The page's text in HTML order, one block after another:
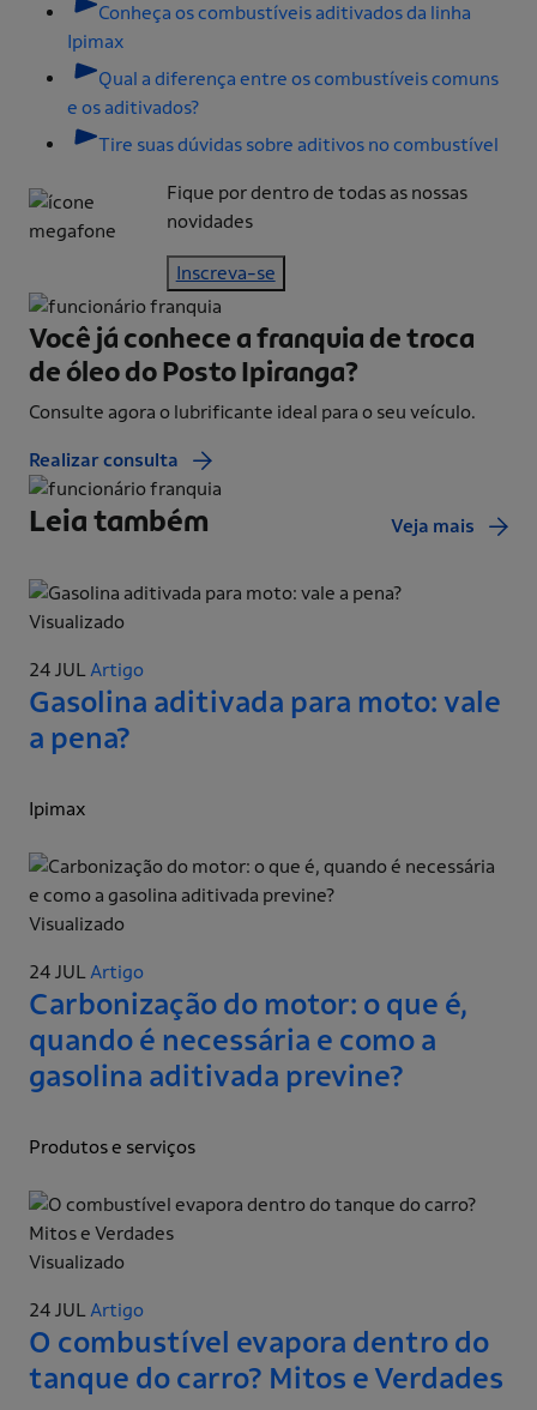
Conheça os combustíveis aditivados da linha
Ipimax
Qual a diferença entre os combustíveis comuns
e os aditivados?
Tire suas dúvidas sobre aditivos no combustível
Fique por dentro de todas as nossas
novidades
Inscreva-se
Você já conhece a franquia detroca
de óleo do Posto Ipiranga?
Consulte agora o lubrificante ideal para o seu veículo.
Realizar consulta
Leia também Veja mais
Visualizado
24 JULArtigo
Gasolina aditivada para moto: vale
a pena?
Ipimax
Visualizado
24 JULArtigo
Carbonização do motor: o que é,
quando é necessária e como a
gasolina aditivada previne?
Produtos e serviços
Visualizado
24 JULArtigo
O combustível evapora dentro do
tanque do carro? Mitos e Verdades